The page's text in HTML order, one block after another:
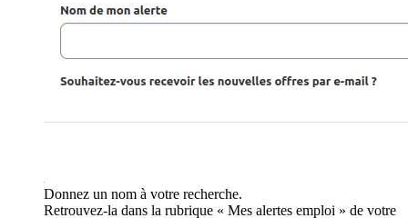
Donnez un nom à votre recherche.
Retrouvez-la dans la rubrique « Mes alertes emploi » de votre